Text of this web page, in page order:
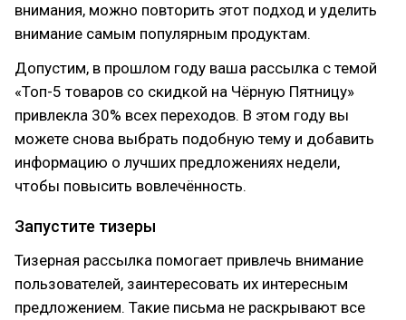
внимания, можно повторить этот подход и уделить
внимание самым популярным продуктам.
Допустим, в прошлом году ваша рассылка с темой
«Топ-5 товаров со скидкой на Чёрную Пятницу»
привлекла 30% всех переходов. В этом году вы
можете снова выбрать подобную тему и добавить
информацию о лучших предложениях недели,
чтобы повысить вовлечённость.
Запустите тизеры
Тизерная рассылка помогает привлечь внимание
пользователей, заинтересовать их интересным
предложением. Такие письма не раскрывают все